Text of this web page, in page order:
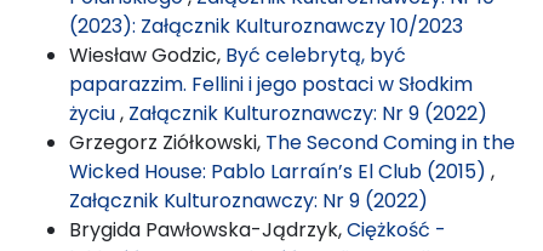
(2023): Załącznik Kulturoznawczy 10/2023
Wiesław Godzic, Być celebrytą, być
paparazzim. Fellini i jego postaci w Słodkim
życiu, Załącznik Kulturoznawczy: Nr 9 (2022)
Grzegorz Ziółkowski, The Second Coming in the
Wicked House: Pablo Larraín’s El Club (2015) ,
Załącznik Kulturoznawczy: Nr 9 (2022)
Brygida Pawłowska-Jądrzyk,Ciężkość -